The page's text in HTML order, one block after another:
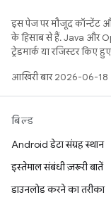
इस पेज पर मौजूद कॉन्टेंट
के हिसाब से हैं. Java और
ट्रेडमार्क या रजिस्टर किए हुए
आखिरी बार 2026-06-18
बिल्ड
Android डेटा संग्रह स्थान
इस्तेमाल संबंधी ज़रूरी बातें
डाउनलोड करने का तरीका